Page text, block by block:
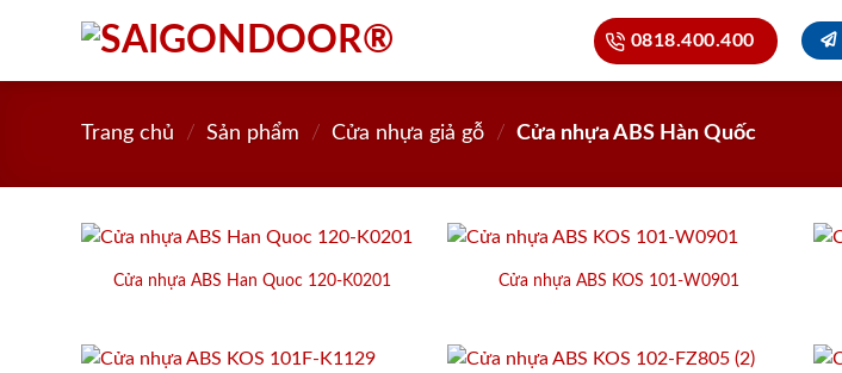
0818.400.400
Trang chủ / Sản phẩm / Cửa nhựa giả gỗ / Cửa nhựa ABS Hàn Quốc
Cửa nhựa ABS Han Quoc 120-K0201 Cửa nhựa ABS KOS 101-W0901